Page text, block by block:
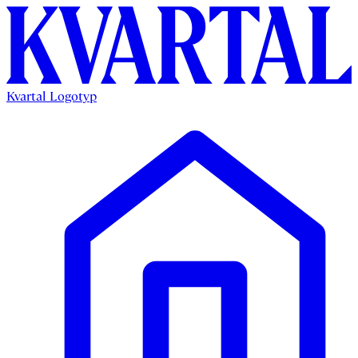
Kvartal Logotyp